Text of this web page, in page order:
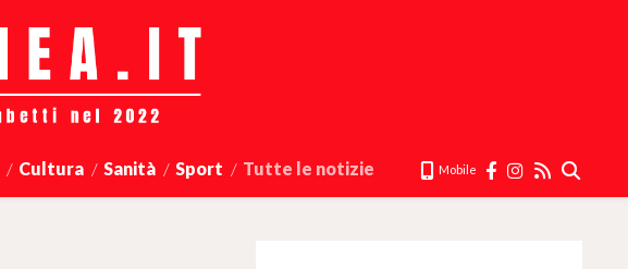
Cultura Sanità Sport Tutte le notizie Mobile